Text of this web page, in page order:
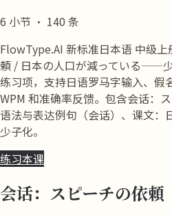
6 小节 · 140 条
FlowType.AI 新标准日本语 中级
頼 / 日本の人口が減っている——
练习项，支持日语罗马字输入、假
WPM 和准确率反馈。包含会话：
语法与表达例句（会话）、课文
少子化。
练习本课
会话：スピーチの依頼